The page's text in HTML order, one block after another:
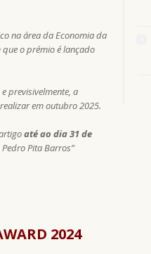
na área da Economia da
o prémio é lançado
previsivelmente, a
em outubro 2025.
até ao dia 31 de
Pita Barros”
2024